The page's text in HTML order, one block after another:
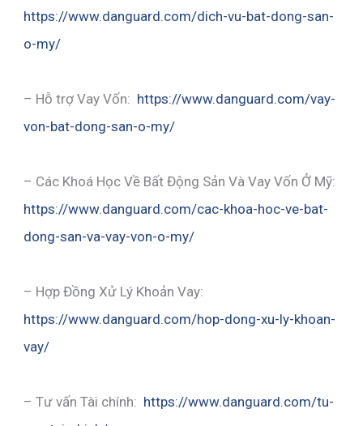
https://www.danguard.com/dich-vu-bat-dong-san-
o-my/
– Hỗ trợ Vay Vốn: https://www.danguard.com/vay-
von-bat-dong-san-o-my/
– Các Khoá Học Về Bất Động Sản Và Vay Vốn Ở Mỹ:
https://www.danguard.com/cac-khoa-hoc-ve-bat-
dong-san-va-vay-von-o-my/
– Hợp Đồng Xử Lý Khoản Vay:
https://www.danguard.com/hop-dong-xu-ly-khoan-
vay/
– Tư vấn Tài chính: https://www.danguard.com/tu-